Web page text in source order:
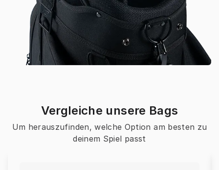
Vergleiche unsere Bags
Um herauszufinden, welche Option am besten zu
deinem Spiel passt